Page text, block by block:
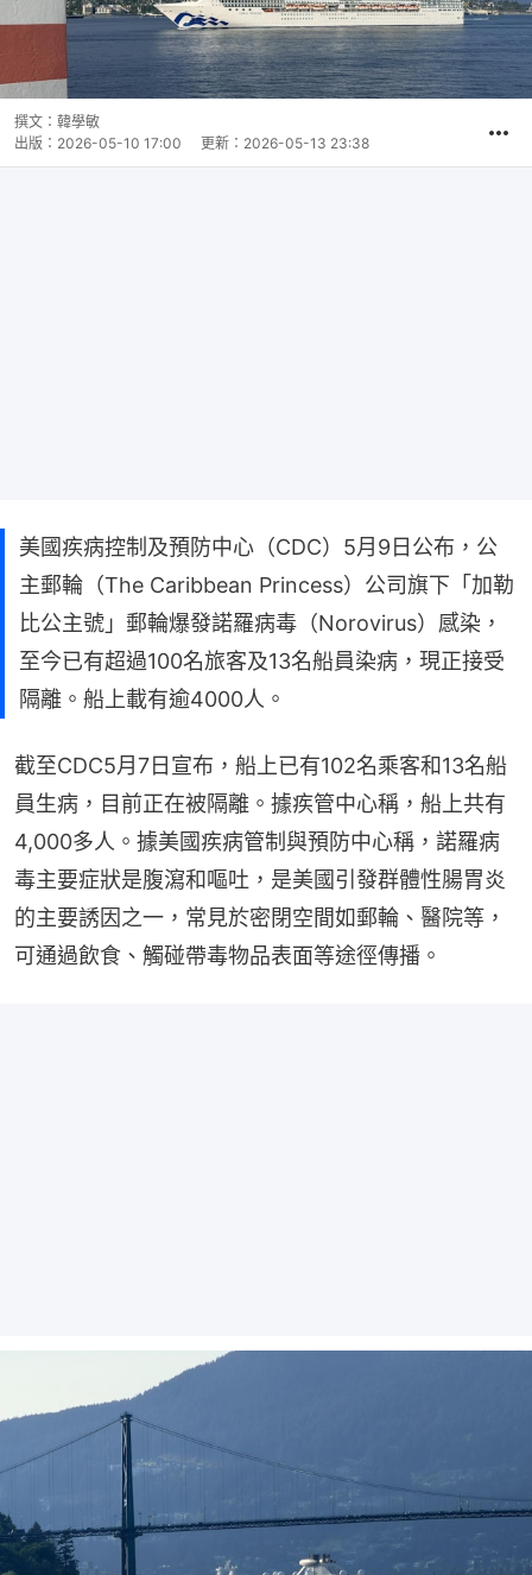
撰文： 韓學敏
出版： 2026-05-10 17:00 更新： 2026-05-13 23:38
美國疾病控制及預防中心（CDC）5月9日公布，公
主郵輪（The Caribbean Princess）公司旗下「加勒
比公主號」郵輪爆發諾羅病毒（Norovirus）感染，
至今已有超過100名旅客及13名船員染病，現正接受
隔離。船上載有逾4000人。
截至CDC5月7日宣布，船上已有102名乘客和13名船
員生病，目前正在被隔離。據疾管中心稱，船上共有
4,000多人。據美國疾病管制與預防中心稱，諾羅病
毒主要症狀是腹瀉和嘔吐，是美國引發群體性腸胃炎
的主要誘因之一，常見於密閉空間如郵輪、醫院等，
可通過飲食、觸碰帶毒物品表面等途徑傳播。